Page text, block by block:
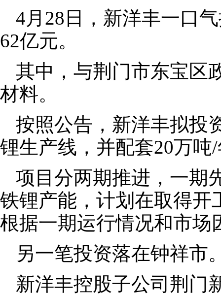
4月28日，新洋丰一口
62亿元。
其中，与荆门市东宝区
材料。
按照公告，新洋丰拟投
锂生产线，并配套20万
项目分两期推进，一期
铁锂产能，计划在取得开
根据一期运行情况和市场
另一笔投资落在钟祥市
新洋丰控股子公司荆门